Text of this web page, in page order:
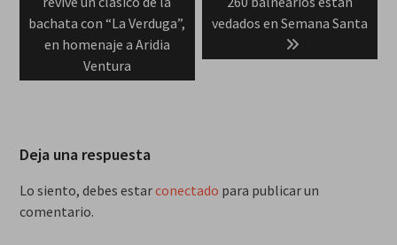
entradas
bachata con “La Verduga”,
en homenaje a Aridia
Ventura
vedados en Semana Santa
Deja una respuesta
Lo siento, debes estarconectado para publicar un
comentario.